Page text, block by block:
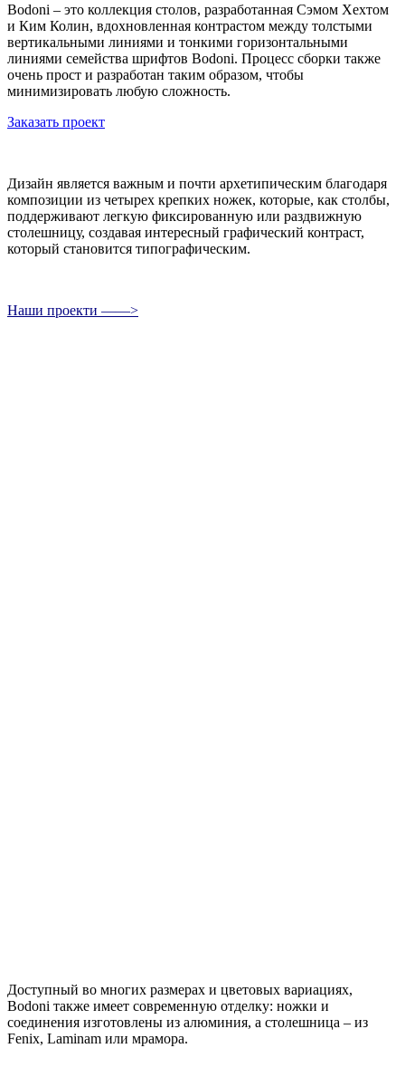
Bodoni – это коллекция столов, разработанная Сэмом Хехтом
и Ким Колин, вдохновленная контрастом между толстыми
вертикальными линиями и тонкими горизонтальными
линиями семейства шрифтов Bodoni. Процесс сборки также
очень прост и разработан таким образом, чтобы
минимизировать любую сложность.
Заказать проект
Дизайн является важным и почти архетипическим благодаря
композиции из четырех крепких ножек, которые, как столбы,
поддерживают легкую фиксированную или раздвижную
столешницу, создавая интересный графический контраст,
который становится типографическим.
Наши проекти ——>
Доступный во многих размерах и цветовых вариациях,
Bodoni также имеет современную отделку: ножки и
соединения изготовлены из алюминия, а столешница – из
Fenix, Laminam или мрамора.